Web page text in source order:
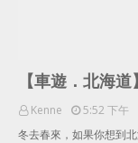
【車遊．北海
Kenne
5:52 下午
冬去春來，如果你想到